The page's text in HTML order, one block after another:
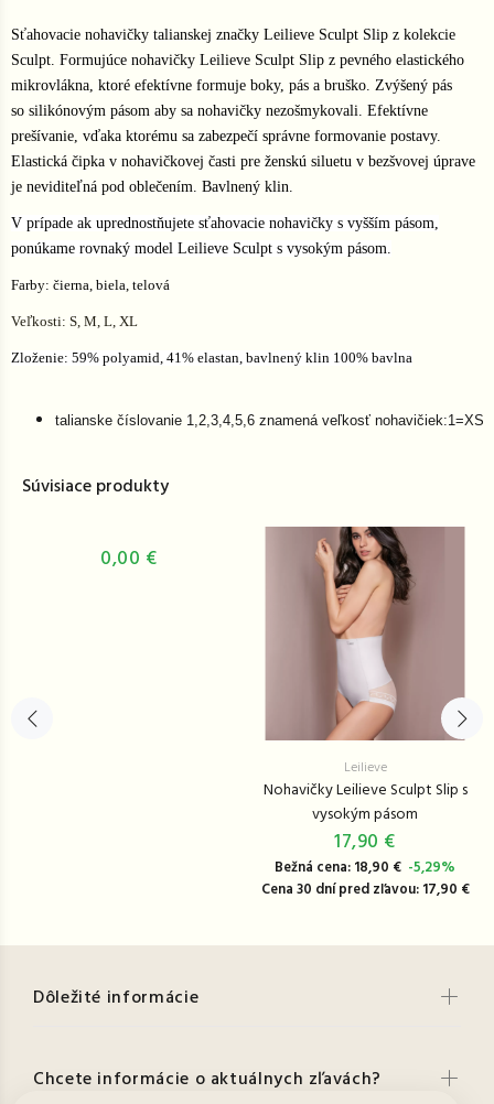
Sťahovacie nohavičky talianskej značky Leilieve Sculpt Slip z kolekcie
Sculpt. Formujúce nohavičky Leilieve Sculpt Slip z pevného elastického
mikrovlákna, ktoré efektívne formuje boky, pás a bruško. Zvýšený pás
so silikónovým pásom aby sa nohavičky nezošmykovali. Efektívne
prešívanie, vďaka ktorému sa zabezpečí správne formovanie postavy.
Elastická čipka v nohavičkovej časti pre ženskú siluetu v bezšvovej úprave
je neviditeľná pod oblečením. Bavlnený klin.
V prípade ak uprednostňujete sťahovacie nohavičky s vyšším pásom,
ponúkame rovnaký model Leilieve Sculpt s vysokým pásom.
Farby: čierna, biela, telová
Veľkosti: S, M, L, XL
Zloženie: 59% polyamid, 41% elastan, bavlnený klin 100% bavlna
talianske číslovanie 1,2,3,4,5,6 znamená veľkosť
Súvisiace produkty
0,00 €
Leilieve
Nohavičky Leilieve Sculpt Slip s
vysokým pásom
17,90 €
Bežná cena: 18,90 € -5,29%
Cena 30 dní pred zľavou: 17,90 €
Dôležité informácie
Chcete informácie o aktuálnych zľavách?